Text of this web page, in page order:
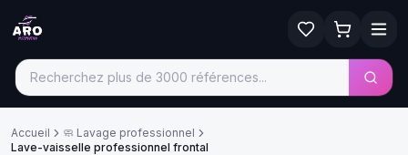
Accueil 🧼 Lavage professionnel
Lave-vaisselle professionnel frontal